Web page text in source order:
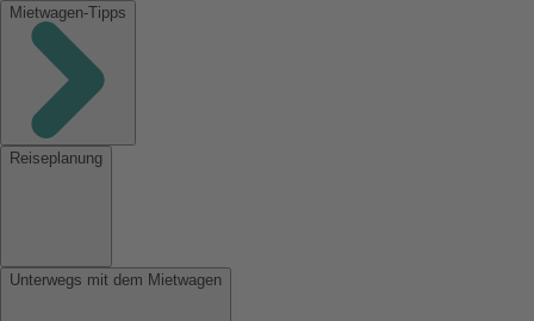
Mietwagen-Tipps
Reiseplanung
Unterwegs mit dem Mietwagen